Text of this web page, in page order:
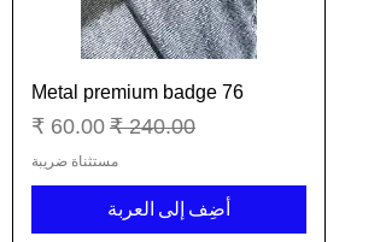
Metal premium badge 76
سعر عاديسعر البيع
مستثناة ضريبة
أضِف إلى العربة